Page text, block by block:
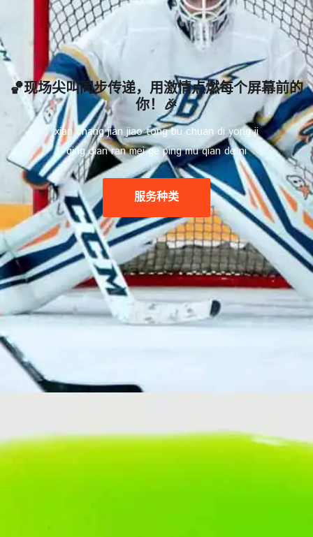
🏀现场尖叫同步传递，用激情点燃每个屏幕前的
你！🎉
xian chang jian jiao tong bu chuan di yong ji
qing dian ran mei ge ping mu qian de ni
服务种类